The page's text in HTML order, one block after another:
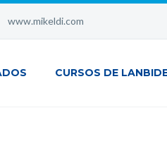
www.mikeldi.com
CURSOS DE